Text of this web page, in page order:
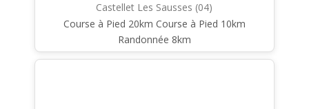
Castellet Les Sausses (04)
Course à Pied 20km Course à Pied 10km
Randonnée 8km